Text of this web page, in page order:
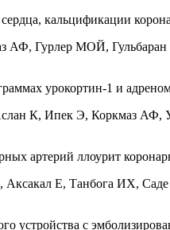
кальцификации
АФ, Гурлер МОЙ,
урокортин-1 и
К, Ипек Э, Коркмаз АФ,
артерий ллоурит
Е, Танбога ИХ, Саде
устройства с